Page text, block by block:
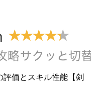
価とスキル性能【剣